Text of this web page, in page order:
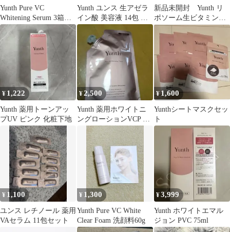
Yunth Pure VC
Whitening Serum 3箱セ
ット
Yunth ユンス 生アゼラ
イン酸 美容液 14包 お
試し
新品未開封 Yunth リ
ポソーム生ビタミンC
28包
¥ 1,222
Yunth 薬用トーンアッ
プUV ピンク 化粧下地
¥2,500
Yunth 薬用ホワイトニ
ングローションVCP 詰
¥1,600
Yunthシートマスクセッ
ト
¥ 1,100
ユンス レチノール 薬用
VAセラム 11包セット
¥ 1,300
Yunth Pure VC White
Clear Foam 洗顔料60g
¥3,999
Yunth ホワイトエマル
ジョン PVC 75ml